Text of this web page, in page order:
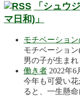
「シュウ
マ日和)」
モチベーショ
モチベーショ
男の子が生まれ
働き者 2022年6
今年も可愛い
ると、一生懸